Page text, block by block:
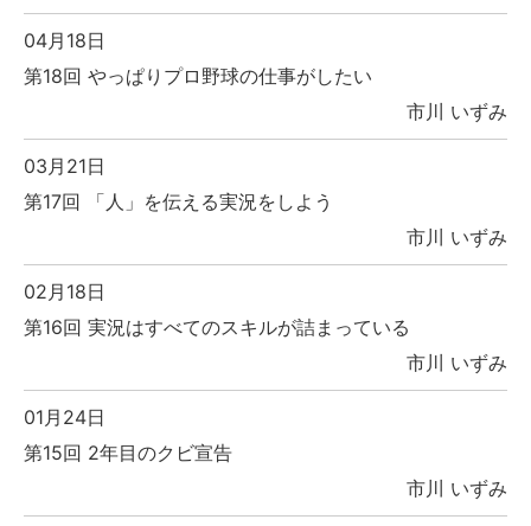
04月18日
第18回 やっぱりプロ野球の仕事がしたい
市川 いずみ
03月21日
第17回 「人」を伝える実況をしよう
市川 いずみ
02月18日
第16回 実況はすべてのスキルが詰まっている
市川 いずみ
01月24日
第15回 2年目のクビ宣告
市川 いずみ